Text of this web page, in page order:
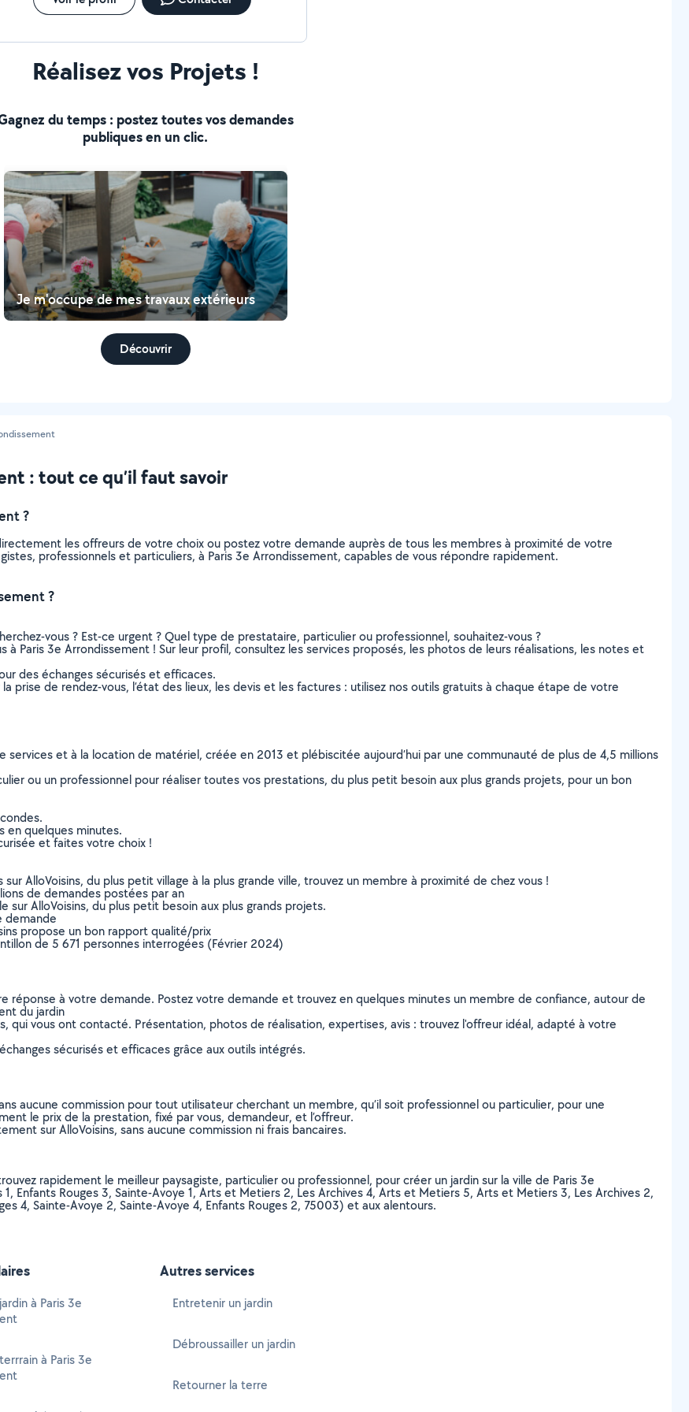
Réalisez vos Projets !
du temps : postez toutes vos demandes
publiques en un clic.
Je m'occupe de mes travaux extérieurs
Découvrir
: tout ce qu’il faut savoir
?
les offreurs de votre choix ou postez votre demande auprès de tous les membres à proximité de votre
professionnels et particuliers, à Paris 3e Arrondissement, capables de vous répondre rapidement.
?
vous ? Est-ce urgent ? Quel type de prestataire, particulier ou professionnel, souhaitez-vous ?
Paris 3e Arrondissement ! Sur leur profil, consultez les services proposés, les photos de leurs réalisations, les notes et
des échanges sécurisés et efficaces.
prise de rendez-vous, l’état des lieux, les devis et les factures : utilisez nos outils gratuits à chaque étape de votre
services et à la location de matériel, créée en 2013 et plébiscitée aujourd’hui par une communauté de plus de 4,5 millions
ou un professionnel pour réaliser toutes vos prestations, du plus petit besoin aux plus grands projets, pour un bon
en quelques minutes.
et faites votre choix !
AlloVoisins, du plus petit village à la plus grande ville, trouvez un membre à proximité de chez vous !
de demandes postées par an
AlloVoisins, du plus petit besoin aux plus grands projets.
demande
propose un bon rapport qualité/prix
de 5 671 personnes interrogées (Février 2024)
réponse à votre demande. Postez votre demande et trouvez en quelques minutes un membre de confiance, autour de
du jardin
qui vous ont contacté. Présentation, photos de réalisation, expertises, avis : trouvez l'offreur idéal, adapté à votre
sécurisés et efficaces grâce aux outils intégrés.
aucune commission pour tout utilisateur cherchant un membre, qu’il soit professionnel ou particulier, pour une
le prix de la prestation, fixé par vous, demandeur, et l’offreur.
sur AlloVoisins, sans aucune commission ni frais bancaires.
rapidement le meilleur paysagiste, particulier ou professionnel, pour créer un jardin sur la ville de Paris 3e
Enfants Rouges 3, Sainte-Avoye 1, Arts et Metiers 2, Les Archives 4, Arts et Metiers 5, Arts et Metiers 3, Les Archives 2,
4, Sainte-Avoye 2, Sainte-Avoye 4, Enfants Rouges 2, 75003) et aux alentours.
à Paris 3e
à Paris 3e
Autres services
Entretenir un jardin
Débroussailler un jardin
Retourner la terre